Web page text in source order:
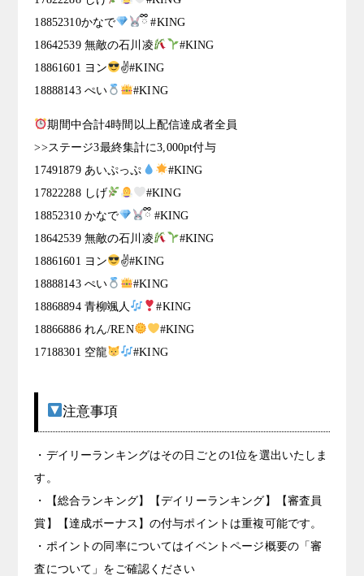
18852310かなで
ྀི #KING
18642539 無敵の石川凌
#KING
18861601 ヨン
✌#KING
18888143 ぺい
#KING
期間中合計4時間以上配信達成者全員
>>ステージ3最終集計に3,000pt付与
17491879 あいぷっぷ
#KING
17822288 しげ
#KING
18852310 かなで
ྀི #KING
18642539 無敵の石川凌
#KING
18861601 ヨン
✌#KING
18888143 ぺい
#KING
18868894 青柳颯人
#KING
18866886 れん/REN
#KING
17188301 空龍
#KING
注意事項
・デイリーランキングはその日ごとの1位を選出いたしま
す。
・【総合ランキング】【デイリーランキング】【審査員
賞】【達成ボーナス】の付与ポイントは重複可能です。
・ポイントの同率についてはイベントページ概要の「審
査について」をご確認ください